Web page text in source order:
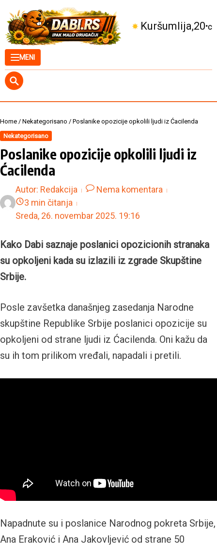
MENI
Kuršumlija 20°C
Home / Nekategorisano / Poslanike opozicije opkolili ljudi iz Ćacilenda
Nekategorisano
Poslanike opozicije opkolili ljudi iz
Ćacilenda
Autor: Redakcija
Nema komentara
3 min čitanja
Sreda, 26. novembar 2025. 19:16
Kako Dabi saznaje poslanici opozicionih stranaka
su opkoljeni kada su izlazili iz zgrade Skupštine
Srbije.
Posle zavšetka današnjeg zasedanja Narodne
skupštine Republike Srbije poslanici opozicije su
opkoljeni od strane ljudi iz Ćacilenda. Oni kažu da
su ih tom prilikom vređali, napadali i pretili.
Napadnute su i poslanice Narodnog pokreta Srbije,
Ana Eraković i Ana Jakovljević od strane 50